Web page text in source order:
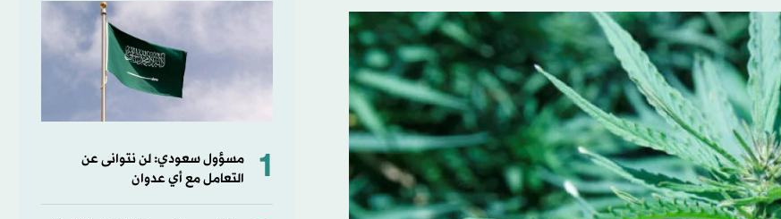
1
مسؤول سعودي: لن نتوانى عن
التعامل مع أي عدوان